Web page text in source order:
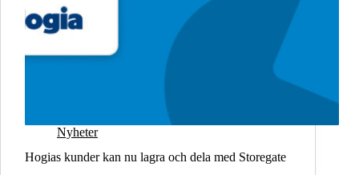
Nyheter
Hogias kunder kan nu lagra och dela med Storegate